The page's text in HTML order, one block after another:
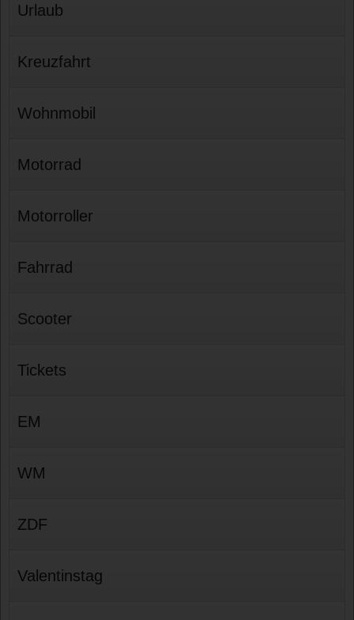
Urlaub
Kreuzfahrt
Wohnmobil
Motorrad
Motorroller
Fahrrad
Scooter
Tickets
EM
WM
ZDF
Valentinstag